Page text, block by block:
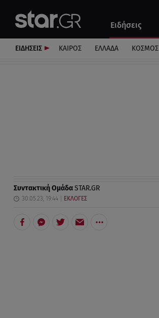
Ειδήσεις
Αυτοκίνητο
ΕΙΔΗΣΕΙΣ ΚΑΙΡΟΣ ΕΛΛΑΔΑ ΚΟΣΜΟΣ
Συντακτική ΟμάδαSTAR.GR
30.05.23, 19:44 ΕΚΛΟΓΕΣ